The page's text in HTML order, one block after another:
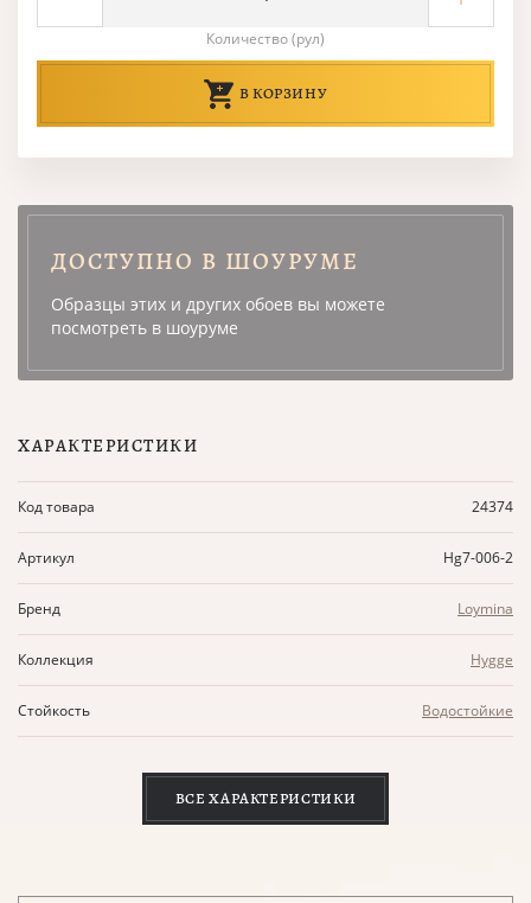
Количество (рул)
В КОРЗИНУ
ДОСТУПНО В ШОУРУМЕ
Образцы этих и других обоев вы можете
посмотреть в шоуруме
ХАРАКТЕРИСТИКИ
Код товара 24374
Артикул Hg7-006-2
Бренд Loymina
Коллекция Hygge
Стойкость Водостойкие
ВСЕ ХАРАКТЕРИСТИКИ